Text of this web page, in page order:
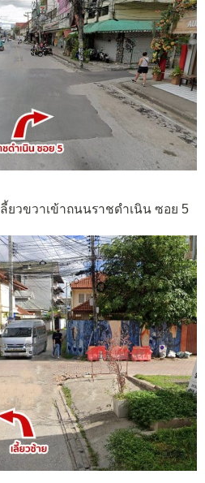
ยวขวาเข้าถนนราชดำเนิน ซอย 5